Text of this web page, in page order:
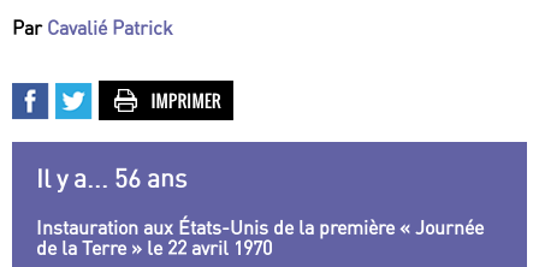
Par Cavalié Patrick
Il y a... 56 ans
Instauration aux États-Unis de la première « Journée
de la Terre » le 22 avril 1970